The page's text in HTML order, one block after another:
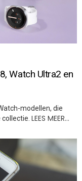
Watch Ultra2 en
modellen, die
LEES MEER…